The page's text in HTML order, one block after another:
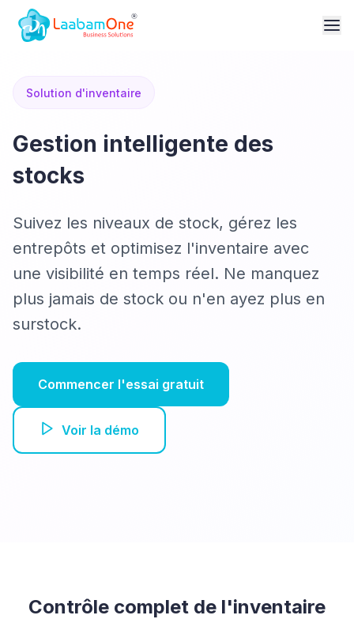
Solution d'inventaire
Gestion intelligente des
stocks
Suivez les niveaux de stock, gérez les
entrepôts et optimisez l'inventaire avec
une visibilité en temps réel. Ne manquez
plus jamais de stock ou n'en ayez plus en
surstock.
Commencer l'essai gratuit
Voir la démo
Contrôle complet de l'inventaire